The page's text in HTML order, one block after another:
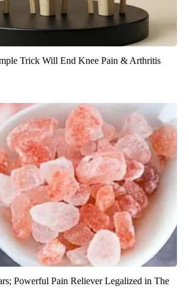
Trick Will End Knee Pain & Arthritis
Powerful Pain Reliever Legalized in The